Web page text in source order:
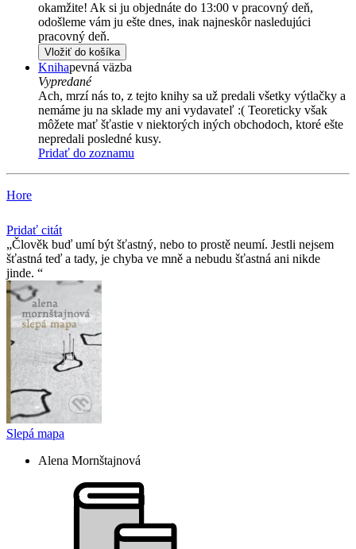
okamžite! Ak si ju objednáte do 13:00 v pracovný deň,
odošleme vám ju ešte dnes, inak najneskôr nasledujúci
pracovný deň.
Vložiť do košíka
Knihapevná väzba
Vypredané
Ach, mrzí nás to, z tejto knihy sa už predali všetky výtlačky a
nemáme ju na sklade my ani vydavateľ :( Teoreticky však
môžete mať šťastie v niektorých iných obchodoch, ktoré ešte
nepredali posledné kusy.
Pridať do zoznamu
Hore
Pridať citát
Člověk buď umí být šťastný, nebo to prostě neumí. Jestli nejsem
šťastná teď a tady, je chyba ve mně a nebudu šťastná ani nikde
jinde.
Slepá mapa
Alena Mornštajnová